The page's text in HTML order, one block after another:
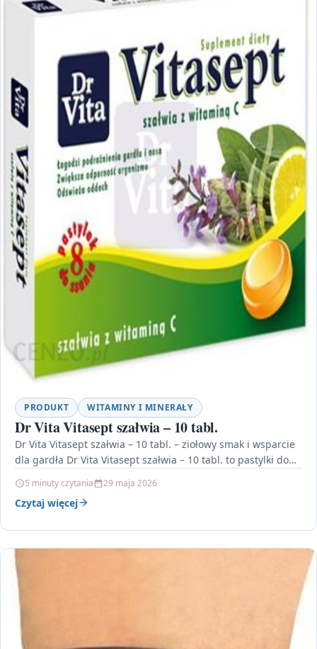
PRODUKT WITAMINY I MINERAŁY
Dr Vita Vitasept szałwia – 10 tabl.
Dr Vita Vitasept szałwia – 10 tabl. – ziołowy smak i wsparcie
dla gardła Dr Vita Vitasept szałwia – 10 tabl. to pastylki do…
5 minuty czytania 29 maja 2026
Czytaj więcej